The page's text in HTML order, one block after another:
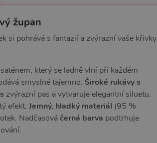
župan
si pohrává s fantazií a zvýrazní vaše křivky
který se ladně vlní při každém
smyslné tajemno. Široké rukávy s
zvýrazní pas a vytvaruje elegantní siluetu.
efekt. Jemný, hladký materiál (95 %
Nadčasováčerná barva podtrhuje